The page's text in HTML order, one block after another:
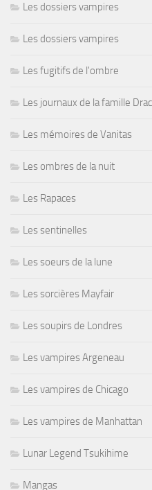
Les dossiers vampires
Les dossiers vampires
Les fugitifs de l'ombre
Les journaux de la famille
Les mémoires de Vanitas
Les ombres de la nuit
Les Rapaces
Les sentinelles
Les soeurs de la lune
Les sorcières Mayfair
Les soupirs de Londres
Les vampires Argeneau
Les vampires de Chicago
Les vampires de Manhattan
Lunar Legend Tsukihime
Mangas